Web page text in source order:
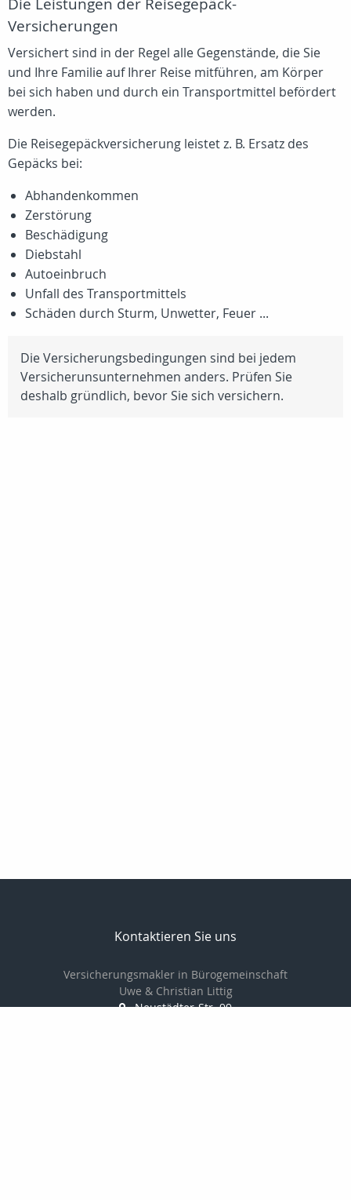
Versicherungen
Versichert sind in der Regel alle Gegenstände, die Sie
und Ihre Familie auf Ihrer Reise mitführen, am Körper
bei sich haben und durch ein Transportmittel befördert
werden.
Die Reisegepäckversicherung leistet z. B. Ersatz des
Gepäcks bei:
Abhandenkommen
Zerstörung
Beschädigung
Diebstahl
Autoeinbruch
Unfall des Transportmittels
Schäden durch Sturm, Unwetter, Feuer ...
Die Versicherungsbedingungen sind bei jedem
Versicherunsunternehmen anders. Prüfen Sie
deshalb gründlich, bevor Sie sich versichern.
Kontaktieren Sie uns
Versicherungsmakler in Bürogemeinschaft
Uwe & Christian Littig
Neustädter-Str. 99